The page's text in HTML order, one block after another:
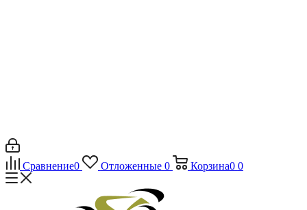
Сравнение0 Отложенные 0 Корзина0 0